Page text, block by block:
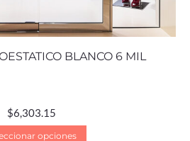
BLANCO 6 MIL
$6,303.15
opciones